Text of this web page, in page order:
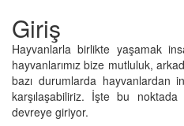
Giriş
Hayvanlarla birlikte yaşamak
hayvanlarımız bize mutluluk,
bazı durumlarda hayvanlardan
karşılaşabiliriz. İşte bu noktada
devreye giriyor.